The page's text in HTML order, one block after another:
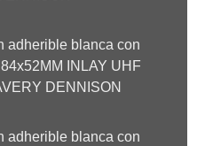
adherible blanca con
INLAY UHF
DENNISON
adherible blanca con